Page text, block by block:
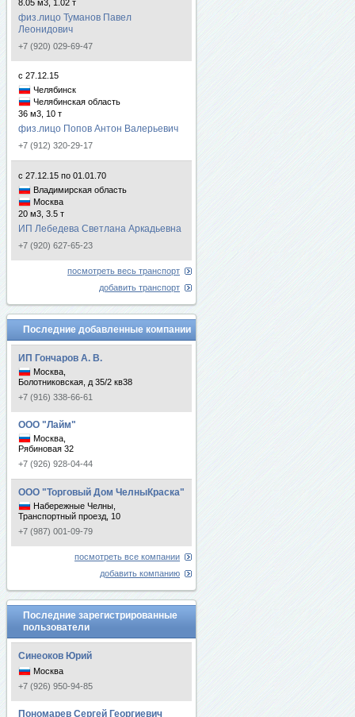
8.05 м3, 1.02 т
физ.лицо Туманов Павел
Леонидович
+7 (920) 029-69-47
с 27.12.15
Челябинск
Челябинская область
36 м3, 10 т
физ.лицо Попов Антон Валерьевич
+7 (912) 320-29-17
с 27.12.15 по 01.01.70
Владимирская область
Москва
20 м3, 3.5 т
ИП Лебедева Светлана Аркадьевна
+7 (920) 627-65-23
посмотреть весь транспорт
добавить транспорт
Последние добавленные компании
ИП Гончаров А. В.
Москва,
Болотниковская, д 35/2 кв38
+7 (916) 338-66-61
ООО "Лайм"
Москва,
Рябиновая 32
+7 (926) 928-04-44
ООО "Торговый Дом ЧелныКраска"
Набережные Челны,
Транспортный проезд, 10
+7 (987) 001-09-79
посмотреть все компании
добавить компанию
Последние зарегистрированные
пользователи
Синеоков Юрий
Москва
+7 (926) 950-94-85
Пономарев Сергей Георгиевич